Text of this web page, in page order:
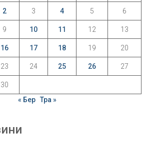
2 3 4 5 6
9 10 11 12 13
16 17 18 19 20
23 24 25 26 27
30
« Бер Тра »